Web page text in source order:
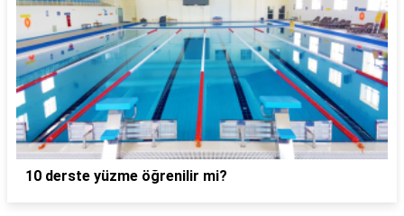
10 derste yüzme öğrenilir mi?